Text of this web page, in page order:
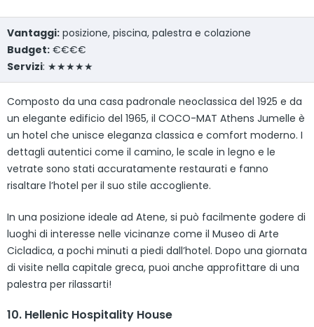
Vantaggi: posizione, piscina, palestra e colazione
Budget: €€€€
Servizi: ★★★★★
Composto da una casa padronale neoclassica del 1925 e da
un elegante edificio del 1965, il COCO-MAT Athens Jumelle è
un hotel che unisce eleganza classica e comfort moderno. I
dettagli autentici come il camino, le scale in legno e le
vetrate sono stati accuratamente restaurati e fanno
risaltare l’hotel per il suo stile accogliente.
In una posizione ideale ad Atene, si può facilmente godere di
luoghi di interesse nelle vicinanze come il Museo di Arte
Cicladica, a pochi minuti a piedi dall’hotel. Dopo una giornata
di visite nella capitale greca, puoi anche approfittare di una
palestra per rilassarti!
10. Hellenic Hospitality House